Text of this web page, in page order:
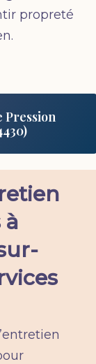
propreté
Pression
à